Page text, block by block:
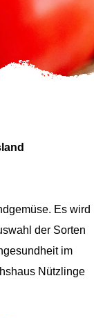
Es wird
der Sorten
im
Nützlinge